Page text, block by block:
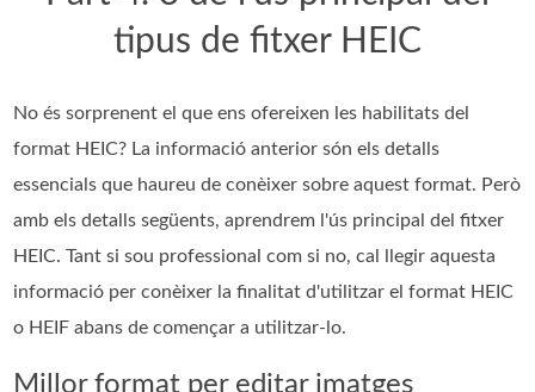
tipus de fitxer HEIC
No és sorprenent el que ens ofereixen les habilitats del
format HEIC? La informació anterior són els detalls
essencials que haureu de conèixer sobre aquest format. Però
amb els detalls següents, aprendrem l'ús principal del fitxer
HEIC. Tant si sou professional com si no, cal llegir aquesta
informació per conèixer la finalitat d'utilitzar el format HEIC
o HEIF abans de començar a utilitzar-lo.
Millor format per editar imatges